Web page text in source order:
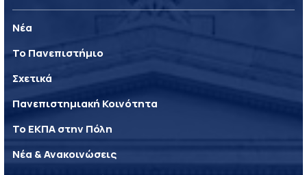
Νέα
Το Πανεπιστήμιο
Σχετικά
Πανεπιστημιακή Κοινότητα
Το ΕΚΠΑ στην Πόλη
Νέα & Ανακοινώσεις